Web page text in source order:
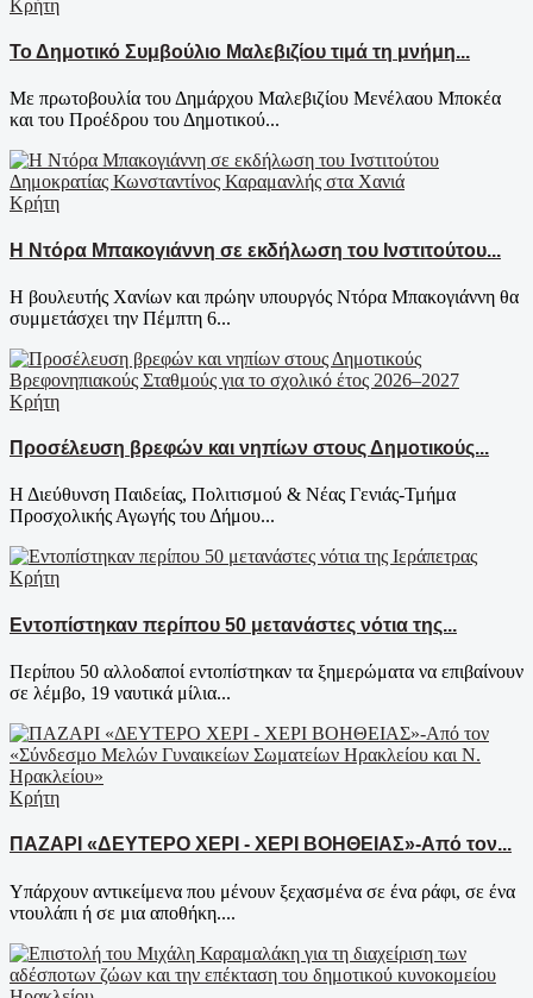
Κρήτη
Το Δημοτικό Συμβούλιο Μαλεβιζίου τιμά τη μνήμη...
Με πρωτοβουλία του Δημάρχου Μαλεβιζίου Μενέλαου Μποκέα
και του Προέδρου του Δημοτικού...
Κρήτη
Η Ντόρα Μπακογιάννη σε εκδήλωση του Ινστιτούτου...
Η βουλευτής Χανίων και πρώην υπουργός Ντόρα Μπακογιάννη θα
συμμετάσχει την Πέμπτη 6...
Κρήτη
Προσέλευση βρεφών και νηπίων στους Δημοτικούς...
Η Διεύθυνση Παιδείας, Πολιτισμού & Νέας Γενιάς-Τμήμα
Προσχολικής Αγωγής του Δήμου...
Κρήτη
Εντοπίστηκαν περίπου 50 μετανάστες νότια της...
Περίπου 50 αλλοδαποί εντοπίστηκαν τα ξημερώματα να επιβαίνουν
σε λέμβο, 19 ναυτικά μίλια...
Κρήτη
ΠΑΖΑΡΙ «ΔΕΥΤΕΡΟ ΧΕΡΙ - ΧΕΡΙ ΒΟΗΘΕΙΑΣ»-Από τον...
Υπάρχουν αντικείμενα που μένουν ξεχασμένα σε ένα ράφι, σε ένα
ντουλάπι ή σε μια αποθήκη....